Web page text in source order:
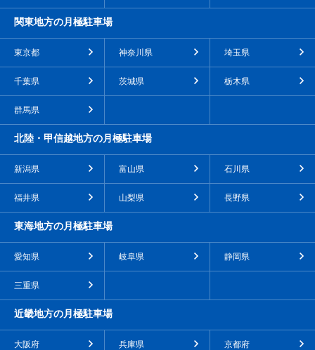
関東地方の月極駐車場
東京都 神奈川県 埼玉県
千葉県 茨城県 栃木県
群馬県
北陸・甲信越地方の月極駐車場
新潟県 富山県 石川県
福井県 山梨県 長野県
東海地方の月極駐車場
愛知県 岐阜県 静岡県
三重県
近畿地方の月極駐車場
大阪府 兵庫県 京都府